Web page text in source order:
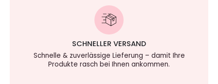
SCHNELLER VERSAND
Schnelle & zuverlässige Lieferung – damit Ihre
Produkte rasch bei Ihnen ankommen.